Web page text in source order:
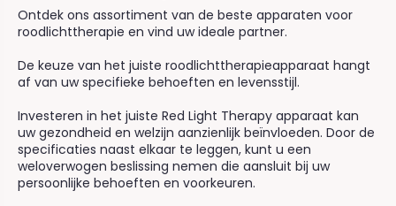
Ontdek ons assortiment van de beste apparaten voor
roodlichttherapie en vind uw ideale partner.
De keuze van het juiste roodlichttherapieapparaat hangt
af van uw specifieke behoeften en levensstijl.
Investeren in het juiste Red Light Therapy apparaat kan
uw gezondheid en welzijn aanzienlijk beïnvloeden. Door de
specificaties naast elkaar te leggen, kunt u een
weloverwogen beslissing nemen die aansluit bij uw
persoonlijke behoeften en voorkeuren.